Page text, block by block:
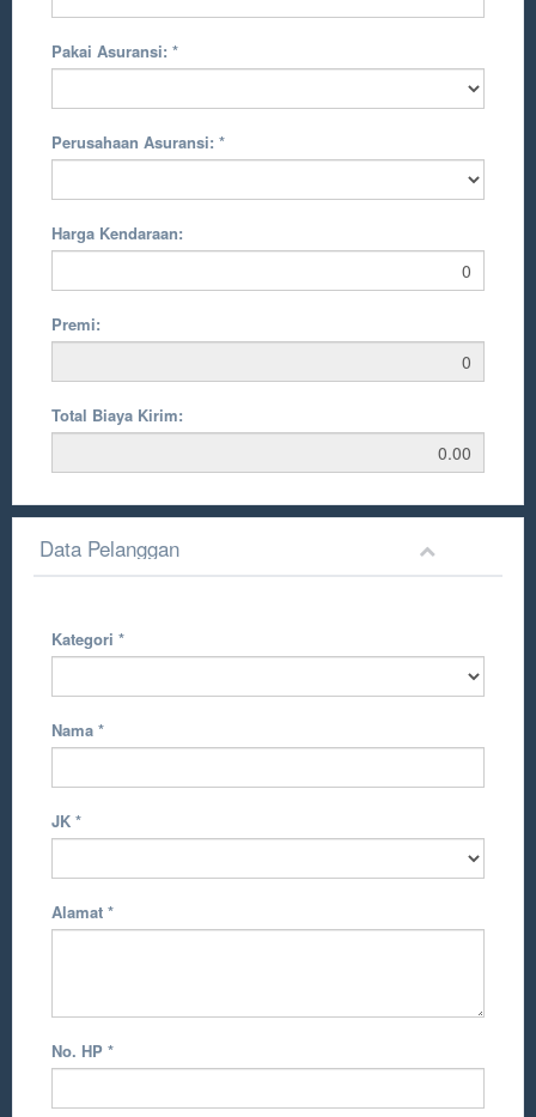
Pakai Asuransi: *
Perusahaan Asuransi: *
Harga Kendaraan:
Premi:
Total Biaya Kirim:
Data Pelanggan
Kategori *
Nama *
JK *
Alamat *
No. HP *